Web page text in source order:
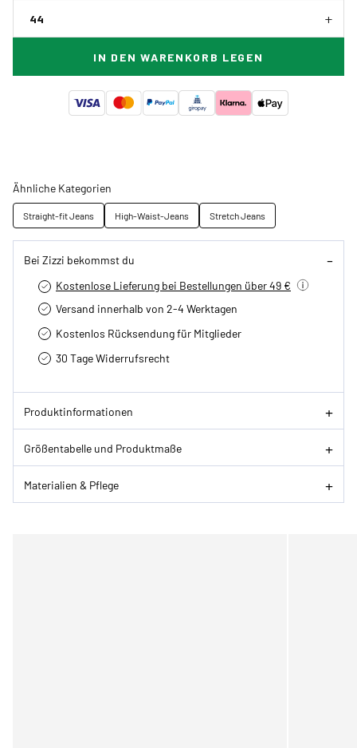
44
IN DEN WARENKORB LEGEN
Ähnliche Kategorien
Straight-fit Jeans High-Waist-Jeans Stretch Jeans
Bei Zizzi bekommst du
Kostenlose Lieferung bei Bestellungen über 49 €
Versand innerhalb von 2-4 Werktagen
Kostenlos Rücksendung für Mitglieder
30 Tage Widerrufsrecht
Produktinformationen
Größentabelle und Produktmaße
Materialien & Pflege